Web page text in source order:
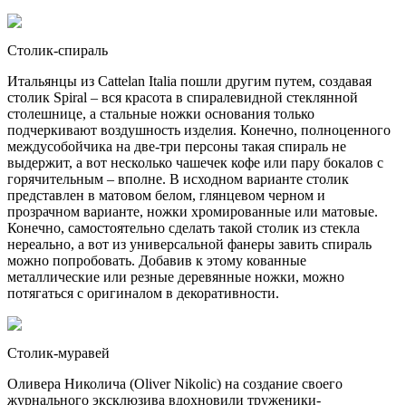
Столик-спираль
Итальянцы из Cattelan Italia пошли другим путем, создавая
столик Spiral – вся красота в спиралевидной стеклянной
столешнице, а стальные ножки основания только
подчеркивают воздушность изделия. Конечно, полноценного
междусобойчика на две-три персоны такая спираль не
выдержит, а вот несколько чашечек кофе или пару бокалов с
горячительным – вполне. В исходном варианте столик
представлен в матовом белом, глянцевом черном и
прозрачном варианте, ножки хромированные или матовые.
Конечно, самостоятельно сделать такой столик из стекла
нереально, а вот из универсальной фанеры завить спираль
можно попробовать. Добавив к этому кованные
металлические или резные деревянные ножки, можно
потягаться с оригиналом в декоративности.
Столик-муравей
Оливера Николича (Oliver Nikolic) на создание своего
журнального эксклюзива вдохновили труженики-